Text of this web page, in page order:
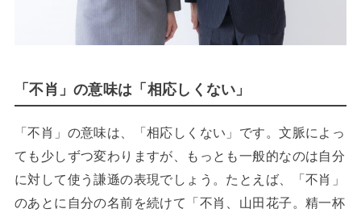
「不肖」の意味は「相応しくない」
「不肖」の意味は、「相応しくない」です。文脈によっ
ても少しずつ変わりますが、もっとも一般的なのは自分
に対して使う謙遜の表現でしょう。たとえば、「不肖」
のあとに自分の名前を続けて「不肖、山田花子。精一杯